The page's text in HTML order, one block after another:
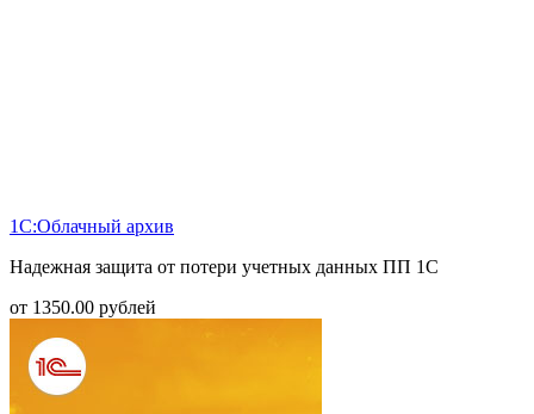
1С:Облачный архив
Надежная защита от потери учетных данных ПП 1С
от 1350.00 рублей